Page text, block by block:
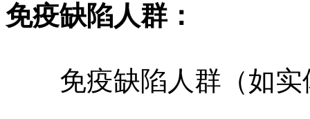
免疫缺陷人群：
免疫缺陷人群（如实